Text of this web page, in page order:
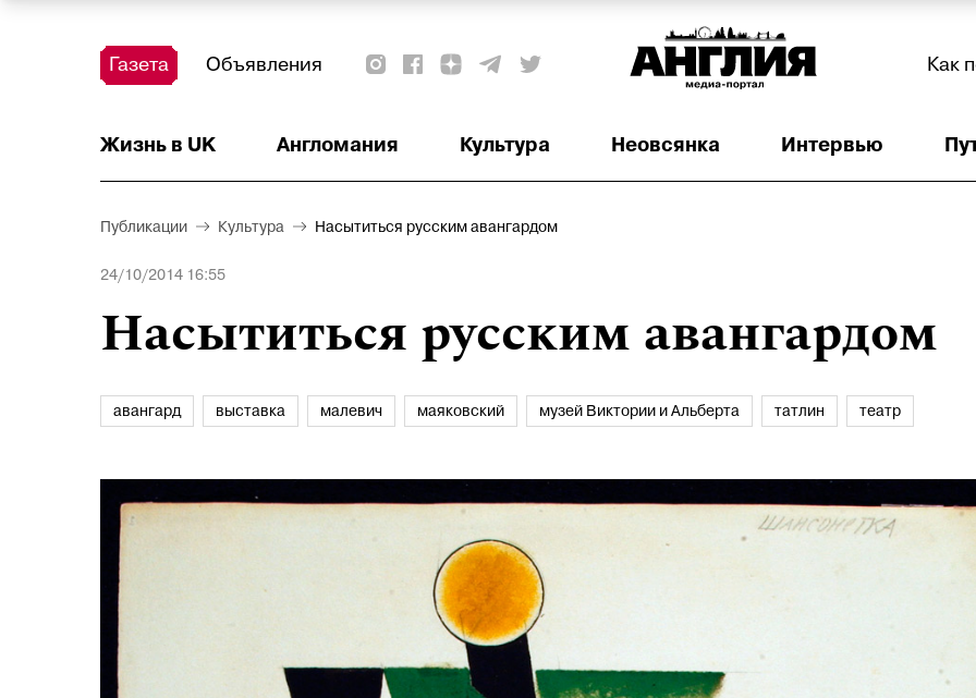
Газета Объявления Как
Жизнь в UK Англомания Культура Неовсянка Интервью
Тест
Красота и здоровье
Ваше право
Актуально
Аналитика
Читать!
Недвижимость
Наши на острове
Наши на старте
Афиша
Детское
Образование
Деньги
Публикации Культура Насытиться русским авангардом
24/10/2014 16:55
Насытиться русским авангардом
авангард выставка малевич маяковский музей Виктории и Альберта татлин театр